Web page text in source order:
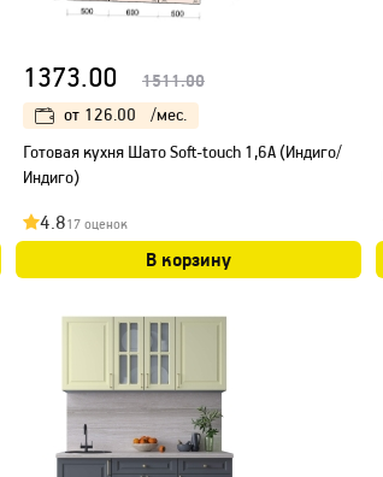
1373.00 1511.00
от 126.00
/мес.
Готовая кухня Шато Soft-touch 1,6А (Индиго/
Индиго)
4.817 оценок
В корзину